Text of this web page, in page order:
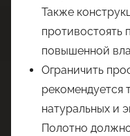
Также
противостоять
повышенной
Ограничить
рекомендуется
натуральных и
Полотно